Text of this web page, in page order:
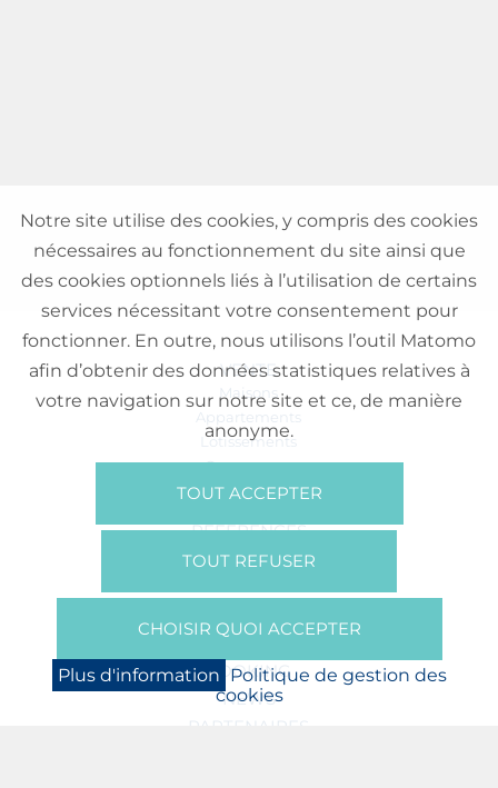
VENTE
Maisons
Appartements
Lotissements
Commerces
Bureaux
RÉFÉRENCES
SUR NOUS
Presse
BOOKING
NEWS
PARTENAIRES
Notre site utilise des cookies, y compris des cookies
nécessaires au fonctionnement du site ainsi que
des cookies optionnels liés à l’utilisation de certains
services nécessitant votre consentement pour
fonctionner. En outre, nous utilisons l’outil Matomo
afin d’obtenir des données statistiques relatives à
votre navigation sur notre site et ce, de manière
anonyme.
TOUT ACCEPTER
TOUT REFUSER
CHOISIR QUOI ACCEPTER
Plus d'information Politique de gestion des
cookies